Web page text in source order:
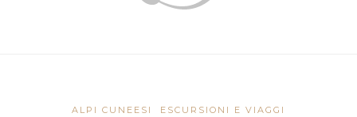
ALPI CUNEESI ESCURSIONI E VIAGGI